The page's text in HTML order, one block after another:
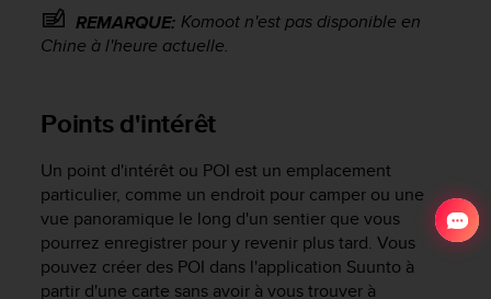
REMARQUE: Komoot n'est pas disponible en
Chine à l'heure actuelle.
Points d'intérêt
Un point d'intérêt ou POI est un emplacement
particulier, comme un endroit pour camper ou une
vue panoramique le long d'un sentier que vous
pourrez enregistrer pour y revenir plus tard. Vous
pouvez créer des POI dans l'application Suunto à
partir d'une carte sans avoir à vous trouver à